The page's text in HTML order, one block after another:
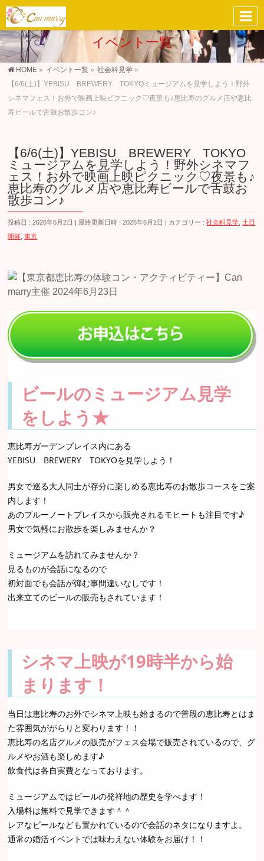
イベント一覧
HOME » イベント一覧 » 社会科見学 »
【6/6(土)】YEBISU BREWERY TOKYOミュージアムを見学しよう！野外
シネマフェス！お外で映画上映ピクニック♡夜景も♪恵比寿のグルメ店や恵比
寿ビールで舌鼓お散歩コン♪
【6/6(土)】YEBISU BREWERY TOKYO
ミュージアムを見学しよう！野外シネマフ
ェス！お外で映画上映ピクニック♡夜景も♪
恵比寿のグルメ店や恵比寿ビールで舌鼓お
散歩コン♪
投稿日 : 2026年6月2日 最終更新日時 : 2026年6月2日 カテゴリー :社会科見学 土日
開催 ,東京
ビールのミュージアム見学
をしよう★
恵比寿ガーデンプレイス内にある
YEBISU BREWERY TOKYOを見学しよう！
男女で巡る大人同士が存分に楽しめる恵比寿のお散歩コースをご案
内します！
あのブルーノートプレイスから販売されるモヒートも注目です♪
男女で気軽にお散歩を楽しみませんか？
ミュージアムを訪れてみませんか？
見るものが会話になるので
初対面でも会話が弾む事間違いなしです！
出来立てのビールの販売もされています！
シネマ上映が19時半から始
まります！
当日は恵比寿のお外でシネマ上映も始まるので普段の恵比寿とはま
た雰囲気ががらりと変わります！！
恵比寿の名店グルメの販売がフェス会場で販売されているので、グ
ルメやお酒も楽しめます♪
飲食代は各自実費となっております。
ミュージアムではビールの発祥地の歴史を学べます！
入場料は無料で見学できます＾＾
レアなビールなども置かれているので会話のネタになりますよ。
通常の婚活イベントでは味わえない体験をお届け！！